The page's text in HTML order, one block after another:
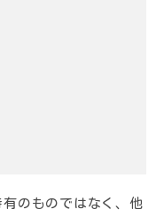
のものではなく、他